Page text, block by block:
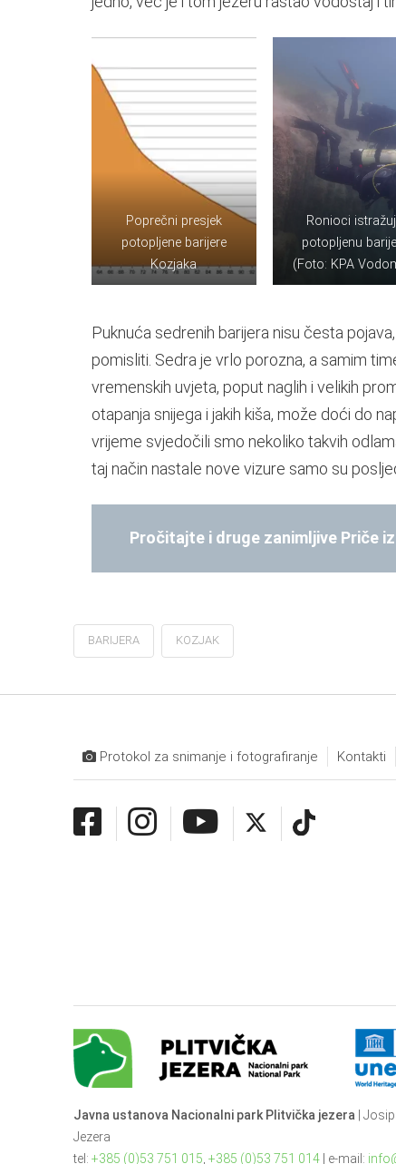
Poprečni presjek
potopljene barijere
Kozjaka
Ronioci
potopljenu
(Foto: KPA
Puknuća sedrenih barijera nisu česta
pomisliti. Sedra je vrlo porozna, a samim
vremenskih uvjeta, poput naglih i velikih
otapanja snijega i jakih kiša, može doći do
vrijeme svjedočili smo nekoliko takvih
taj način nastale nove vizure samo su
Pročitajte i druge zanimljive Priče
BARIJERA KOZJAK
Protokol za snimanje i fotografiranje Kontakti
Javna ustanova Nacionalni park Plitvička jezera |
Jezera
tel: +385 (0)53 751 015 +385 (0)53 751 014| e-mail: